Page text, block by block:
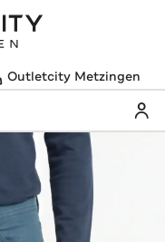
Outletcity Metzingen